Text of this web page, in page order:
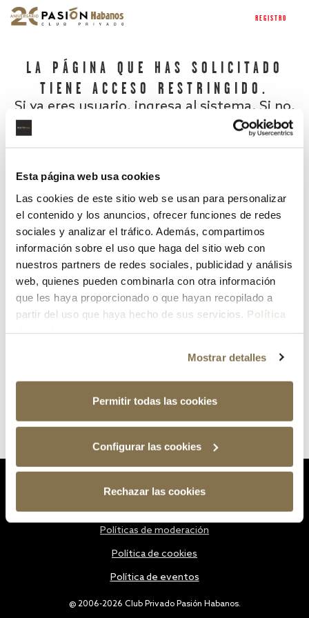
Esta página web usa cookies
Las cookies de este sitio web se usan para personalizar
el contenido y los anuncios, ofrecer funciones de redes
sociales y analizar el tráfico. Además, compartimos
información sobre el uso que haga del sitio web con
nuestros partners de redes sociales, publicidad y análisis
web, quienes pueden combinarla con otra información
que les haya proporcionado o que hayan recopilado a
partir del uso que haya hecho de sus servicios. Política
Mostrar detalles
Permitir todas las cookies
Configurar las cookies
Rechazar las cookies
REGISTRO
LA PÁGINA QUE HAS SOLICITADO
TIENE ACCESO RESTRINGIDO.
Si ya eres usuario, ingresa al sistema. Si no,
¿Has olvidado tu contraseña?
@ 2006-2026 Club Privado Pasión Habanos.
Políticas de moderación
Política de cookies
Política de eventos